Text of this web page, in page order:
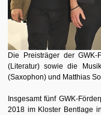
Die Preisträger der
(Literatur) sowie die
(Saxophon) und Matthias
Insgesamt fünf GWK-
2018 im Kloster Bentlage